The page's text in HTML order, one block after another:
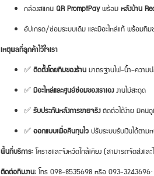
กล่องสแกน QR PromptPayพร้อมหลังบ้าน
อัปเกรด/ซ่อมระบบเดิม และมีอะไหล่แท้ พร้อมทีม
เหตุผลที่ลูกค้าไว้ใจเรา
✅ติดตั้งโดยทีมของร้านมาตรฐานไฟ–น้ำ–ควา
✅มีอะไหล่และศูนย์ซ่อมของเราเองงานไม่สะดุด
✅รับประกันหลังการขายจริงติดต่อได้ง่าย มีคนดู
✅ออกแบบเพื่อคืนทุนไวปรับระบบรับเงินได้ตาม
พื้นที่บริการ:โคราชและจังหวัดใกล้เคียง (สามารถจัดส่งแล
ติดต่อทีมงาน:โทร 098-8535698 หรือ 093-